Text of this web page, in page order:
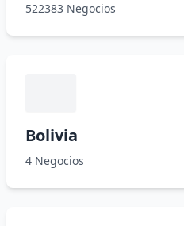
522383 Negocios
Bolivia
4 Negocios